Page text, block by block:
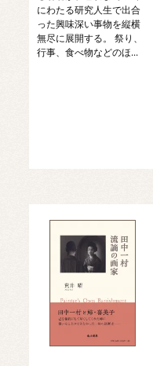
にわたる研究人生で出合
った興味深い事物を縦横
無尽に展開する。 祭り、
行事、食べ物などのほ...